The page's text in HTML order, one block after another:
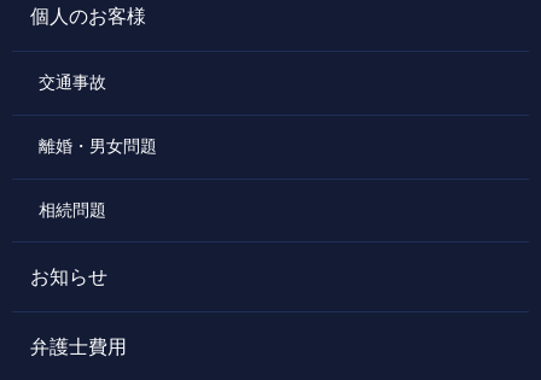
個人のお客様
交通事故
離婚・男女問題
相続問題
お知らせ
弁護士費用